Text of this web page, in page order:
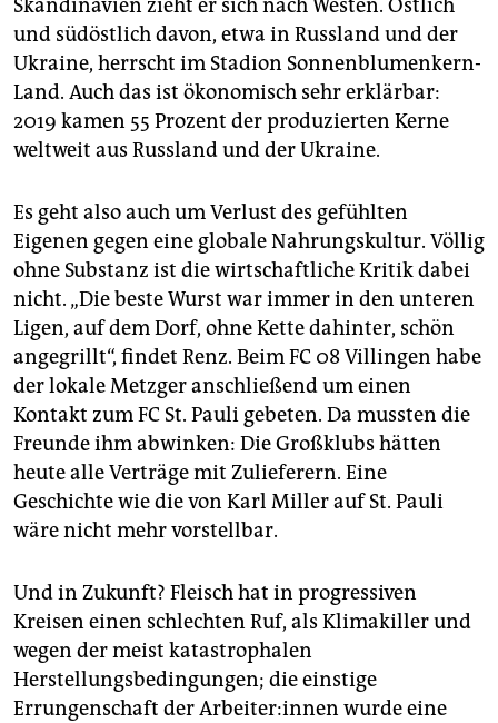
Skandinavien zieht er sich nach Westen. Östlich
und südöstlich davon, etwa in Russland und der
Ukraine, herrscht im Stadion Sonnenblumenkern-
Land. Auch das ist ökonomisch sehr erklärbar:
2019 kamen 55 Prozent der produzierten Kerne
weltweit aus Russland und der Ukraine.
Es geht also auch um Verlust des gefühlten
Eigenen gegen eine globale Nahrungskultur. Völlig
ohne Substanz ist die wirtschaftliche Kritik dabei
nicht. „Die beste Wurst war immer in den unteren
Ligen, auf dem Dorf, ohne Kette dahinter, schön
angegrillt“, findet Renz. Beim FC 08 Villingen habe
der lokale Metzger anschließend um einen
Kontakt zum FC St. Pauli gebeten. Da mussten die
Freunde ihm abwinken: Die Großklubs hätten
heute alle Verträge mit Zulieferern. Eine
Geschichte wie die von Karl Miller auf St. Pauli
wäre nicht mehr vorstellbar.
Und in Zukunft? Fleisch hat in progressiven
Kreisen einen schlechten Ruf, als Klimakiller und
wegen der meist katastrophalen
Herstellungsbedingungen; die einstige
Errungenschaft der Ar­bei­te­r:in­nen wurde eine